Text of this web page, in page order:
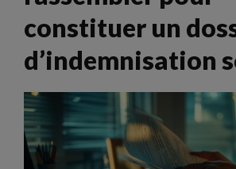
constituer un
d’indemnisation